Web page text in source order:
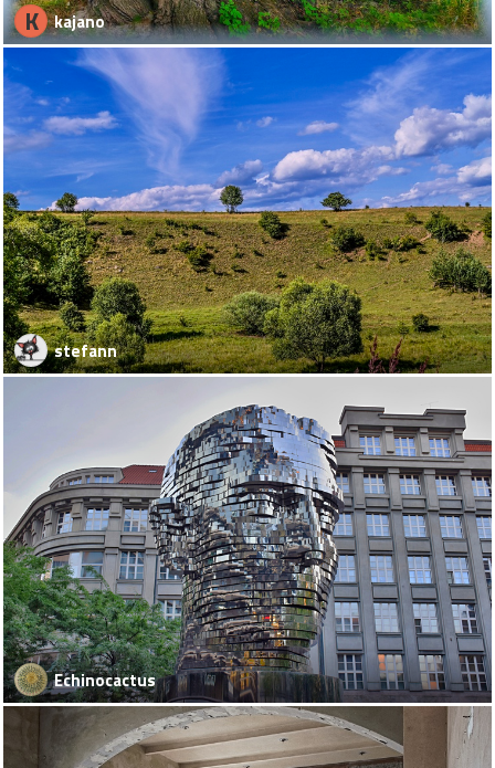
K kajano
stefann
Echinocactus